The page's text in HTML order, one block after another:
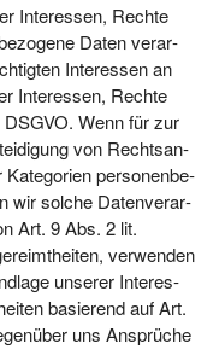
Inter­es­sen, Rech­te
Daten ver­ar­
Inter­es­sen an
Inter­es­sen, Rech­te
Wenn für zur
von Rechts­an­
Kate­go­rien per­so­nen­be­
wir sol­che Daten­ver­ar­
Art. 9 Abs. 2 lit.
ver­wen­den
unse­rer Inter­es­
basie­rend auf Art.
uns Ansprü­che